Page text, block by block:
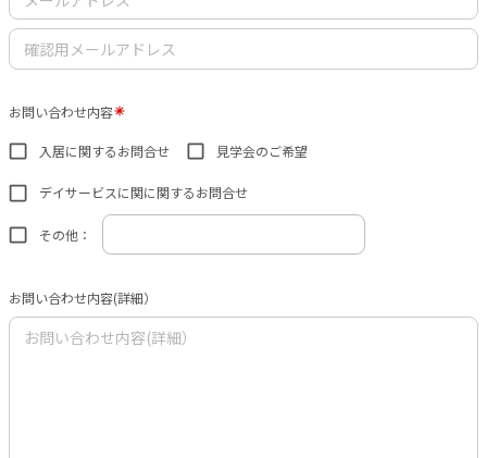
お問い合わせ内容
入居に関するお問合せ 見学会のご希望
デイサービスに関に関するお問合せ
その他：
お問い合わせ内容(詳細）